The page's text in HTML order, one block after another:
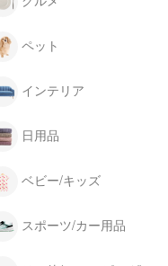
ペット
インテリア
日用品
ベビー/キッズ
スポーツ/カー用品